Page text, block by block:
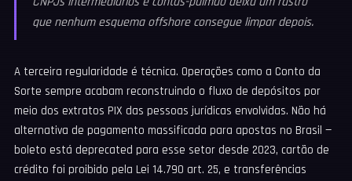
que nenhum esquema offshore consegue limpar depois.
A terceira regularidade é técnica. Operações como a Conto da
Sorte sempre acabam reconstruindo o fluxo de depósitos por
meio dos extratos PIX das pessoas jurídicas envolvidas. Não há
alternativa de pagamento massificada para apostas no Brasil —
boleto está deprecated para esse setor desde 2023, cartão de
crédito foi proibido pela Lei 14.790 art. 25, e transferências